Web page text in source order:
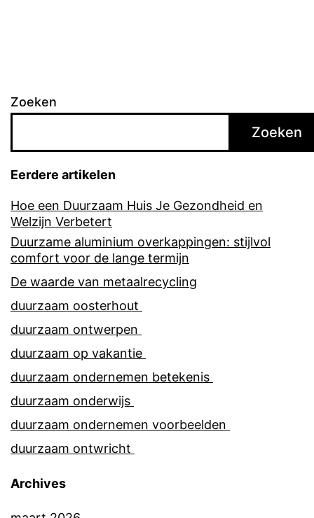
Zoeken
Zoeken
Eerdere artikelen
Hoe een Duurzaam Huis Je Gezondheid en
Welzijn Verbetert
Duurzame aluminium overkappingen: stijlvol
comfort voor de lange termijn
De waarde van metaalrecycling
duurzaam oosterhout
duurzaam ontwerpen
duurzaam op vakantie
duurzaam ondernemen betekenis
duurzaam onderwijs
duurzaam ondernemen voorbeelden
duurzaam ontwricht
Archives